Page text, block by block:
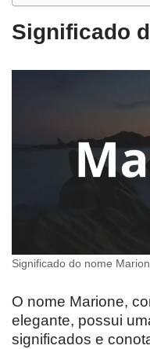
Significado
Significado do nome
O nome Marione,
elegante, possui
significados e